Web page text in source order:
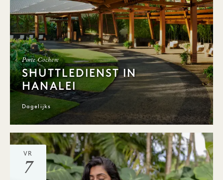
Porte Cochere
SHUTTLEDIENST IN
HANALEI
Dagelijks
VR
7